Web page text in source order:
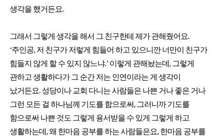
생각을 했거든요.
그래서 그렇게 생각을 해서 그 친구한테 제가 관해줬어요.
‘주인공, 저 친구가 저렇게 힘들어 하고 있으니깐 너만이 친구가
힘들지 않게 할 수 있지 않느냐.’ 이렇게 관해놨는데, 그렇게
관하고 생활하다가 그 순간 저는 인연이라는 게 생각이
났거든요. 성당이나 교회 다니는 사람들은 나쁜 거나 좋은 거나
그런 모든 걸 하나님께 기도를 함으로써, 그러니까 기도를
함으로써 나쁜 것도 그렇게 용서받을 수 있게 그렇게 하고
생활하는데, 왜 한마음 공부를 하는 사람들은요, 한마음 공부를